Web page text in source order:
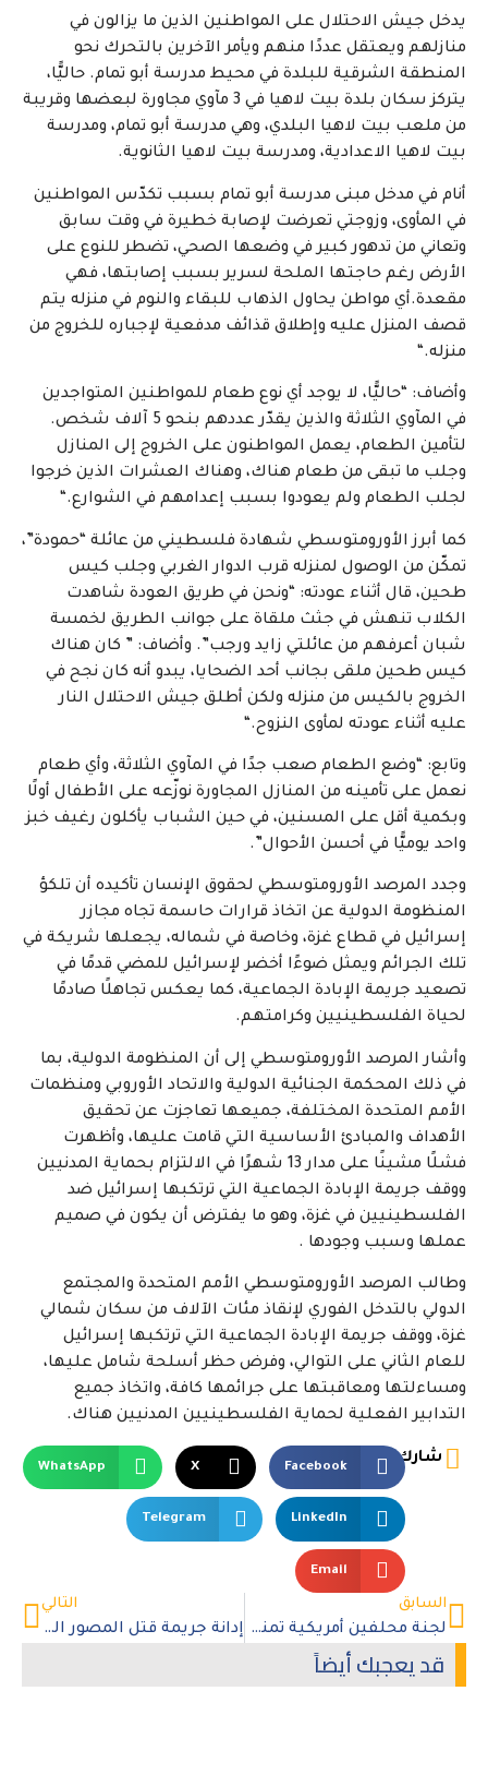
يدخل جيش الاحتلال على المواطنين الذين ما يزالون في
منازلهم ويعتقل عددًا منهم ويأمر الآخرين بالتحرك نحو
المنطقة الشرقية للبلدة في محيط مدرسة أبو تمام. حاليًّا،
يتركز سكان بلدة بيت لاهيا في 3 مآوي مجاورة لبعضها وقريبة
من ملعب بيت لاهيا البلدي، وهي مدرسة أبو تمام، ومدرسة
بيت لاهيا الاعدادية، ومدرسة بيت لاهيا الثانوية.
أنام في مدخل مبنى مدرسة أبو تمام بسبب تكدّس المواطنين
في المأوى، وزوجتي تعرضت لإصابة خطيرة في وقت سابق
وتعاني من تدهور كبير في وضعها الصحي، تضطر للنوع على
الأرض رغم حاجتها الملحة لسرير بسبب إصابتها، فهي
مقعدة.أي مواطن يحاول الذهاب للبقاء والنوم في منزله يتم
قصف المنزل عليه وإطلاق قذائف مدفعية لإجباره للخروج من
منزله.
“
وأضاف: “حاليًّا، لا يوجد أي نوع طعام للمواطنين المتواجدين
في المآوي الثلاثة والذين يقدّر عددهم بنحو 5 آلاف شخص.
لتأمين الطعام، يعمل المواطنون على الخروج إلى المنازل
وجلب ما تبقى من طعام هناك، وهناك العشرات الذين خرجوا
لجلب الطعام ولم يعودوا بسبب إعدامهم في الشوارع.
“
كما أبرز الأورومتوسطي شهادة فلسطيني من عائلة “حمودة”،
تمكّن من الوصول لمنزله قرب الدوار الغربي وجلب كيس
طحين، قال أثناء عودته: “ونحن في طريق العودة شاهدت
الكلاب تنهش في جثث ملقاة على جوانب الطريق لخمسة
شبان أعرفهم من عائلتي زايد ورجب”. وأضاف: ” كان هناك
كيس طحين ملقى بجانب أحد الضحايا، يبدو أنه كان نجح في
الخروج بالكيس من منزله ولكن أطلق جيش الاحتلال النار
عليه أثناء عودته لمأوى النزوح“.
وتابع: “وضع الطعام صعب جدًا في المآوي الثلاثة، وأي طعام
نعمل على تأمينه من المنازل المجاورة نوزّعه على الأطفال أولًا
وبكمية أقل على المسنين، في حين الشباب يأكلون رغيف خبز
واحد يوميًّا في أحسن الأحوال” .
وجدد المرصد الأورومتوسطي لحقوق الإنسان تأكيده أن تلكؤ
المنظومة الدولية عن اتخاذ قرارات حاسمة تجاه مجازر
إسرائيل في قطاع غزة، وخاصة في شماله، يجعلها شريكة في
تلك الجرائم ويمثل ضوءًا أخضر لإسرائيل للمضي قدمًا في
تصعيد جريمة الإبادة الجماعية، كما يعكس تجاهلًا صادمًا
لحياة الفلسطينيين وكرامتهم.
وأشار المرصد الأورومتوسطي إلى أن المنظومة الدولية، بما
في ذلك المحكمة الجنائية الدولية والاتحاد الأوروبي ومنظمات
الأمم المتحدة المختلفة، جميعها تعاجزت عن تحقيق
الأهداف والمبادئ الأساسية التي قامت عليها، وأظهرت
فشلًا مشينًا على مدار 13 شهرًا في الالتزام بحماية المدنيين
ووقف جريمة الإبادة الجماعية التي ترتكبها إسرائيل ضد
الفلسطينيين في غزة، وهو ما يفترض أن يكون في صميم
عملها وسبب وجودها .
وطالب المرصد الأورومتوسطي الأمم المتحدة والمجتمع
الدولي بالتدخل الفوري لإنقاذ مئات الآلاف من سكان شمالي
غزة، ووقف جريمة الإبادة الجماعية التي ترتكبها إسرائيل
للعام الثاني على التوالي، وفرض حظر أسلحة شامل عليها،
ومساءلتها ومعاقبتها على جرائمها كافة، واتخاذ جميع
التدابير الفعلية لحماية الفلسطينيين المدنيين هناك.
شارك
Facebook
X
WhatsApp
LinkedIn
Telegram
Email
السابق
لجنة محلفين أمريكية تمنح 42 مليون دولار لـ 3 عراقيين ضحايا أبو غريب
التالي
إدانة جريمة قتل المصور الصحفي “أحمد أبو شريعة” في قصف إسرائيلي على غزة
قد يعجبك أيضاً